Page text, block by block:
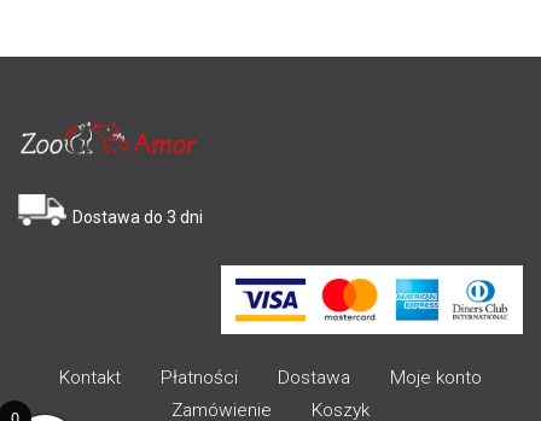
Dostawa do 3 dni
Kontakt Płatności Dostawa
Moje konto
Zamówienie
Koszyk